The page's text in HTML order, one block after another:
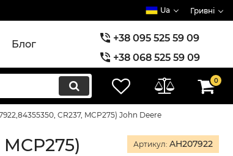
Ua Гривні
Блог
+38 095 525 59 09
+38 068 525 59 09
+38 073 525 59 09
0
CR237, MCP275) John Deere
Артикул: AH207922